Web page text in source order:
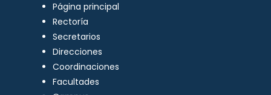
Página principal
Rectoría
Secretarios
Direcciones
Coordinaciones
Facultades